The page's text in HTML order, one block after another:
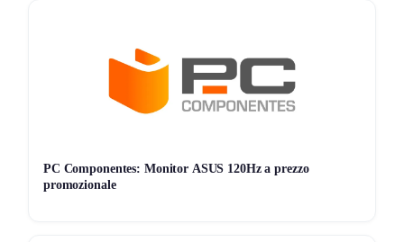
PC Componentes: Monitor ASUS 120Hz a prezzo
promozionale